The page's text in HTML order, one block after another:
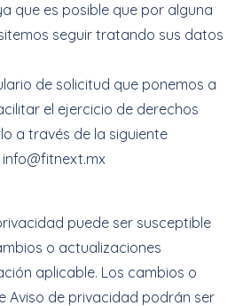
que es posible que por alguna
seguir tratando sus datos
de solicitud que ponemos a
el ejercicio de derechos
a través de la siguiente
puede ser susceptible
o actualizaciones
aplicable. Los cambios o
Aviso de privacidad podrán ser